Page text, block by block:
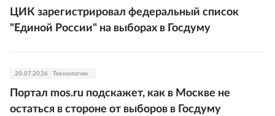
ЦИК зарегистрировал федеральный список
"Единой России" на выборах в Госдуму
20.07.2026 Технологии
Портал mos.ru подскажет, как в Москве не
остаться в стороне от выборов в Госдуму